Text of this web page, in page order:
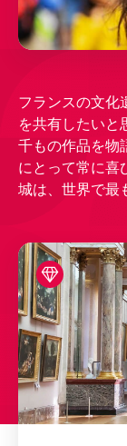
フランスの文化
を共有したいと
千もの作品を物
にとって常に喜
城は、世界で最